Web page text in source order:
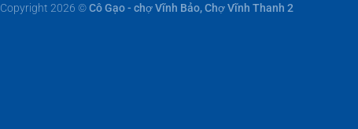
Copyright 2026 ©Cô Gạo - chợ Vĩnh Bảo, Chợ Vĩnh Thanh 2